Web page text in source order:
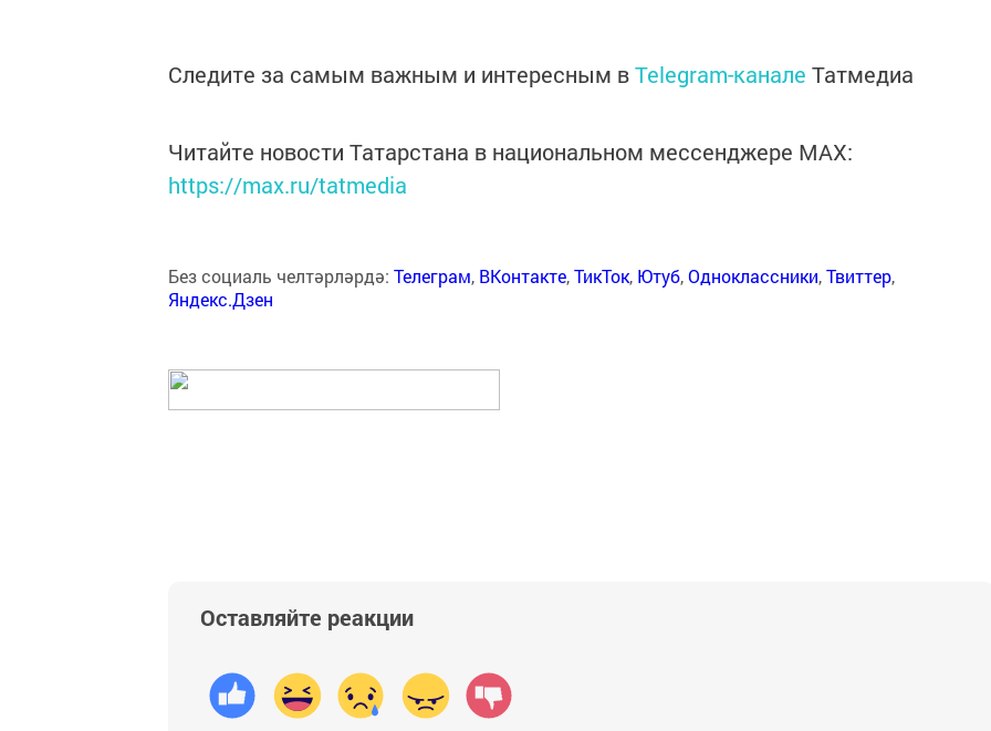
Следите за самым важным и интересным вTelegram-канале Татмедиа
Читайте новости Татарстана в национальном мессенджере MАХ:
https://max.ru/tatmedia
Без социаль челтәрләрдә: Телеграм, ВКонтакте,ТикТок, Ютуб,Одноклассники,Твиттер,
Яндекс.Дзен
Оставляйте реакции